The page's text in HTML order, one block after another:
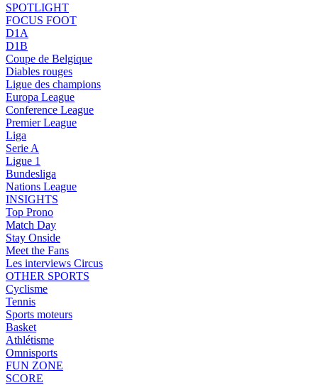
SPOTLIGHT
FOCUS FOOT
D1A
D1B
Coupe de Belgique
Diables rouges
Ligue des champions
Europa League
Conference League
Premier League
Liga
Serie A
Ligue 1
Bundesliga
Nations League
INSIGHTS
Top Prono
Match Day
Stay Onside
Meet the Fans
Les interviews Circus
OTHER SPORTS
Cyclisme
Tennis
Sports moteurs
Basket
Athlétisme
Omnisports
FUN ZONE
SCORE